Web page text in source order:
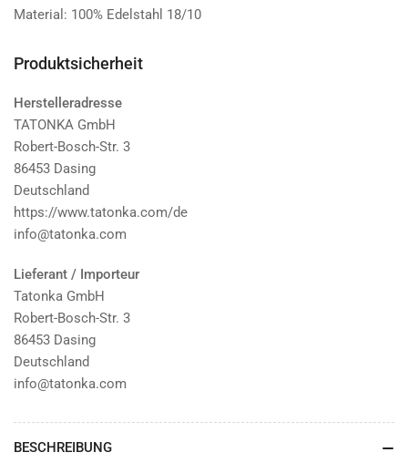
Material: 100% Edelstahl 18/10
Produktsicherheit
Herstelleradresse
TATONKA GmbH
Robert-Bosch-Str. 3
86453 Dasing
Deutschland
https://www.tatonka.com/de
info@tatonka.com
Lieferant / Importeur
Tatonka GmbH
Robert-Bosch-Str. 3
86453 Dasing
Deutschland
info@tatonka.com
BESCHREIBUNG